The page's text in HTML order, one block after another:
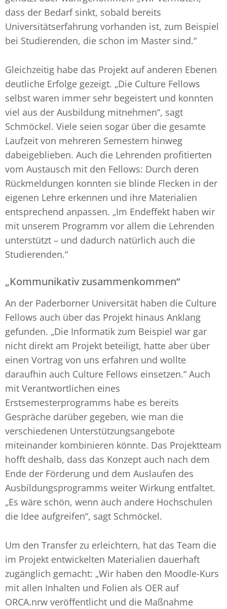
dass der Bedarf sinkt, sobald bereits
Universitätserfahrung vorhanden ist, zum Beispiel
bei Studierenden, die schon im Master sind.“
Gleichzeitig habe das Projekt auf anderen Ebenen
deutliche Erfolge gezeigt. „Die Culture Fellows
selbst waren immer sehr begeistert und konnten
viel aus der Ausbildung mitnehmen“, sagt
Schmöckel. Viele seien sogar über die gesamte
Laufzeit von mehreren Semestern hinweg
dabeigeblieben. Auch die Lehrenden profitierten
vom Austausch mit den Fellows: Durch deren
Rückmeldungen konnten sie blinde Flecken in der
eigenen Lehre erkennen und ihre Materialien
entsprechend anpassen. „Im Endeffekt haben wir
mit unserem Programm vor allem die Lehrenden
unterstützt – und dadurch natürlich auch die
Studierenden.“
„Kommunikativ zusammenkommen“
An der Paderborner Universität haben die Culture
Fellows auch über das Projekt hinaus Anklang
gefunden. „Die Informatik zum Beispiel war gar
nicht direkt am Projekt beteiligt, hatte aber über
einen Vortrag von uns erfahren und wollte
daraufhin auch Culture Fellows einsetzen.“ Auch
mit Verantwortlichen eines
Erstsemesterprogramms habe es bereits
Gespräche darüber gegeben, wie man die
verschiedenen Unterstützungsangebote
miteinander kombinieren könnte. Das Projektteam
hofft deshalb, dass das Konzept auch nach dem
Ende der Förderung und dem Auslaufen des
Ausbildungsprogramms weiter Wirkung entfaltet.
„Es wäre schön, wenn auch andere Hochschulen
die Idee aufgreifen“, sagt Schmöckel.
Um den Transfer zu erleichtern, hat das Team die
im Projekt entwickelten Materialien dauerhaft
zugänglich gemacht: „Wir haben den Moodle-Kurs
mit allen Inhalten und Folien als OER auf
ORCA.nrw veröffentlicht und die Maßnahme